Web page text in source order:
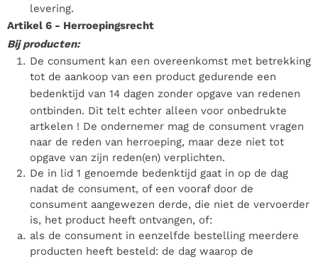
levering.
Artikel 6 - Herroepingsrecht
Bij producten:
De consument kan een overeenkomst met betrekking
tot de aankoop van een product gedurende een
bedenktijd van 14 dagen zonder opgave van redenen
ontbinden. Dit telt echter alleen voor onbedrukte
artkelen ! De ondernemer mag de consument vragen
naar de reden van herroeping, maar deze niet tot
opgave van zijn reden(en) verplichten.
De in lid 1 genoemde bedenktijd gaat in op de dag
nadat de consument, of een vooraf door de
consument aangewezen derde, die niet de vervoerder
is, het product heeft ontvangen, of:
als de consument in eenzelfde bestelling meerdere
producten heeft besteld: de dag waarop de